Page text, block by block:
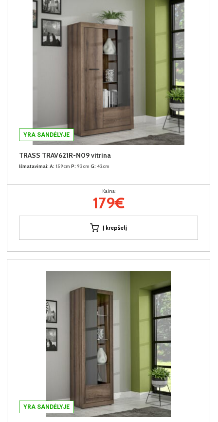
YRA SANDĖLYJE
TRASS TRAV621R-N09 vitrina
Išmatavimai: A: 159cm P: 93cm G: 42cm
Kaina:
179€
Į krepšelį
YRA SANDĖLYJE